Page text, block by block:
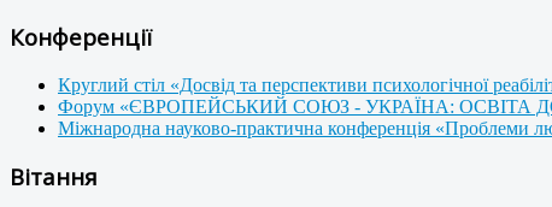
Конференції
Круглий стіл «Досвід та перспективи психологічної
Форум «ЄВРОПЕЙСЬКИЙ СОЮЗ - УКРАЇНА: ОСВІТА
Міжнародна науково-практична конференція «Проблеми
Вітання